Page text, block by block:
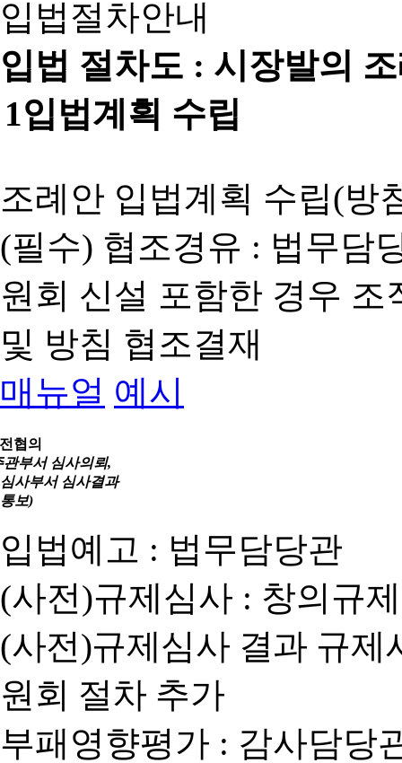
입법절차안내
입법 절차도 : 시장발의
1입법계획 수립
조례안 입법계획 수립(방
(필수) 협조경유 : 법무담
원회 신설 포함한 경우
및 방침 협조결재
매뉴얼 예시
협의
관부서 심사의뢰,
심사부서 심사결과
통보)
입법예고 : 법무담당관
(사전)규제심사 : 창의규
(사전)규제심사 결과 규
원회 절차 추가
부패영향평가 : 감사담당